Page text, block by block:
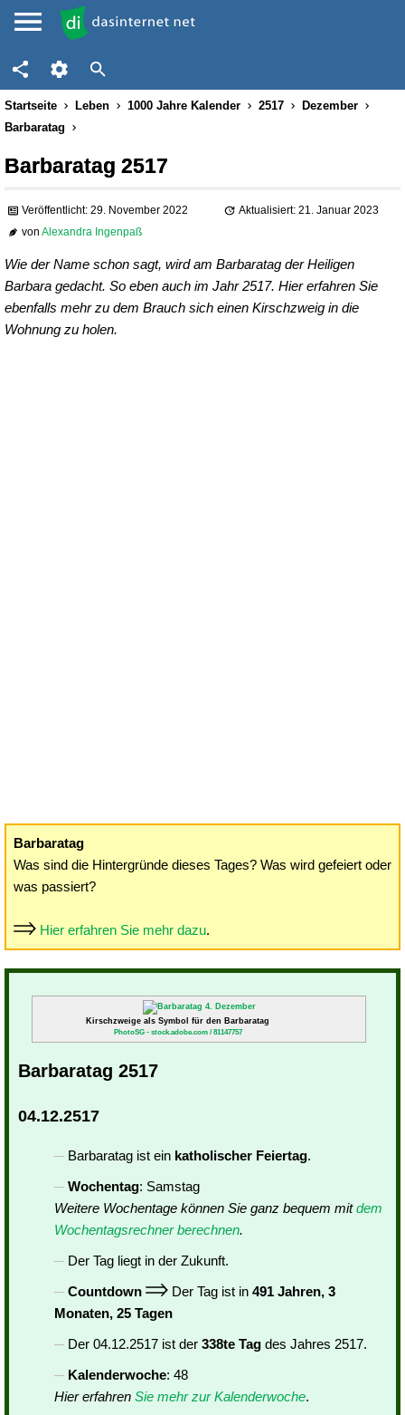
Startseite Leben 1000 Jahre Kalender 2517
Dezember
Barbaratag
Barbaratag 2517
Veröffentlicht: 29. November 2022
Aktualisiert: 21. Januar 2023
vonAlexandra Ingenpaß
Wie der Name schon sagt, wird am Barbaratag der Heiligen
Barbara gedacht. So eben auch im Jahr 2517. Hier erfahren Sie
ebenfalls mehr zu dem Brauch sich einen Kirschzweig in die
Wohnung zu holen.
Barbaratag
Was sind die Hintergründe dieses Tages? Was wird gefeiert oder
was passiert?
Hier erfahren Sie mehr dazu.
Kirschzweige als Symbol für den Barbaratag
PhotoSG - stock.adobe.com / 81147757
Barbaratag 2517
04.12.2517
Barbaratag ist ein katholischer Feiertag.
Wochentag: Samstag
Weitere Wochentage können Sie ganz bequem mitdem
Wochentagsrechner berechnen.
Der Tag liegt in der Zukunft.
Countdown
Der Tag ist in 491 Jahren, 3
Monaten, 25 Tagen
Der 04.12.2517 ist der 338te Tag des Jahres 2517.
Kalenderwoche: 48
Hier erfahren Sie mehr zur Kalenderwoche.